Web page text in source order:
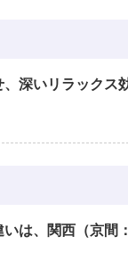
深いリラックス
は、関西（京